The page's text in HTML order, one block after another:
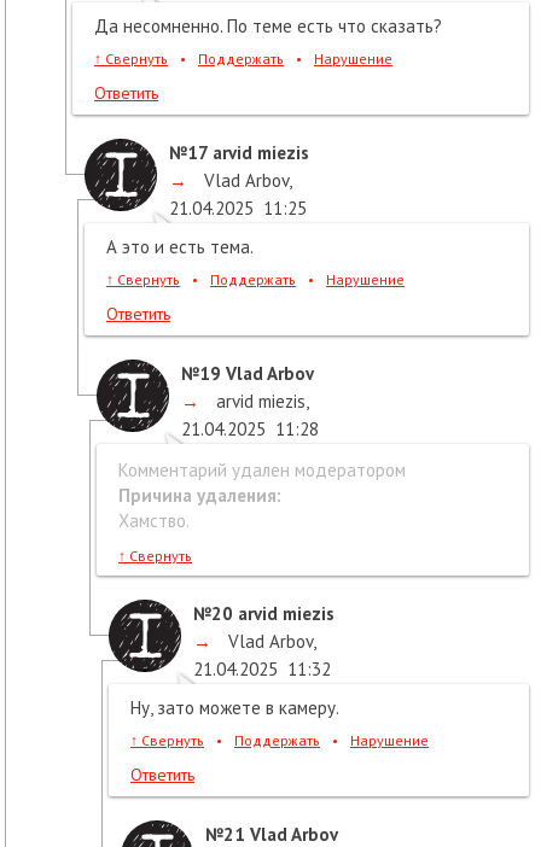
Да несомненно. По теме есть что сказать?
↑ Свернуть • Поддержать • Нарушение
Ответить
№17 arvid miezis
→
Vlad Arbov,
21.04.2025 11:25
А это и есть тема.
↑ Свернуть • Поддержать • Нарушение
Ответить
№19 Vlad Arbov
→
arvid miezis
21.04.2025 11:28
Комментарий удален модератором
Причина удаления:
Хамство.
↑ Свернуть
№20 arvid miezis
→
Vlad Arbov,
21.04.2025 11:32
Ну, зато можете в камеру.
↑ Свернуть • Поддержать • Нарушение
Ответить
№21 Vlad Arbov